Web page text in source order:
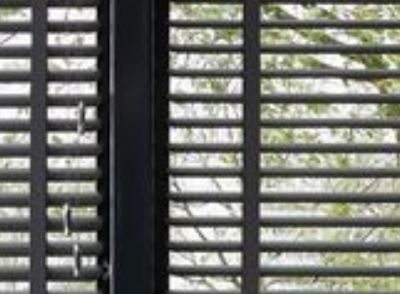
--